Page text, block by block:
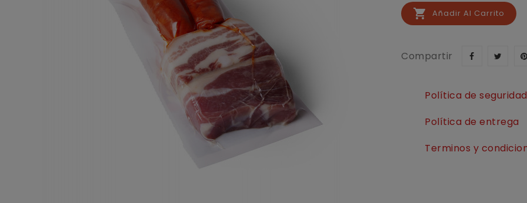
 Añadir Al Carrito
Compartir
Política de seguridad
Política de entrega
Terminos y